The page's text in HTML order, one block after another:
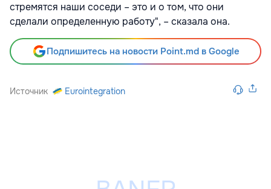
стремятся наши соседи – это и о том, что они
сделали определенную работу", – сказала она.
Подпишитесь на новости Point.md в Google
Источник Eurointegration